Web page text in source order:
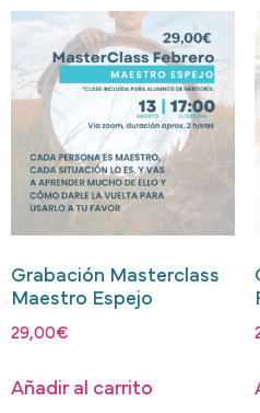
Grabación Masterclass
Maestro Espejo
29,00€
Añadir al carrito